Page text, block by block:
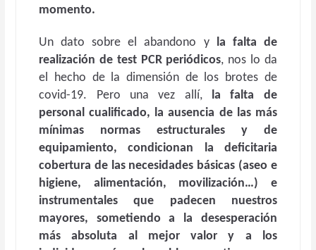
momento.
Un dato sobre el abandono y la falta de
realización de test PCR periódicos, nos lo da
el hecho de la dimensión de los brotes de
covid-19. Pero una vez allí, la falta de
personal cualificado, la ausencia de las más
mínimas normas estructurales y de
equipamiento, condicionan la deficitaria
cobertura de las necesidades básicas (aseo e
higiene, alimentación, movilización…) e
instrumentales que padecen nuestros
mayores, sometiendo a la desesperación
más absoluta al mejor valor y a los